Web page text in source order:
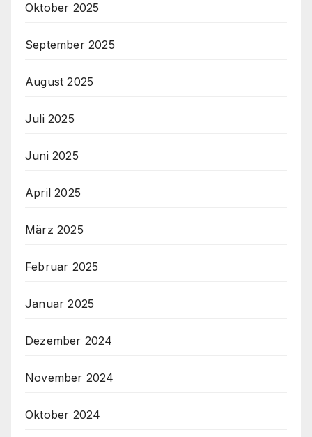
Oktober 2025
September 2025
August 2025
Juli 2025
Juni 2025
April 2025
März 2025
Februar 2025
Januar 2025
Dezember 2024
November 2024
Oktober 2024